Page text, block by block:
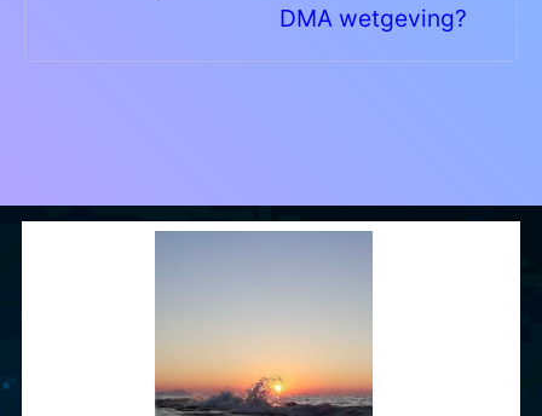
DMA wetgeving?